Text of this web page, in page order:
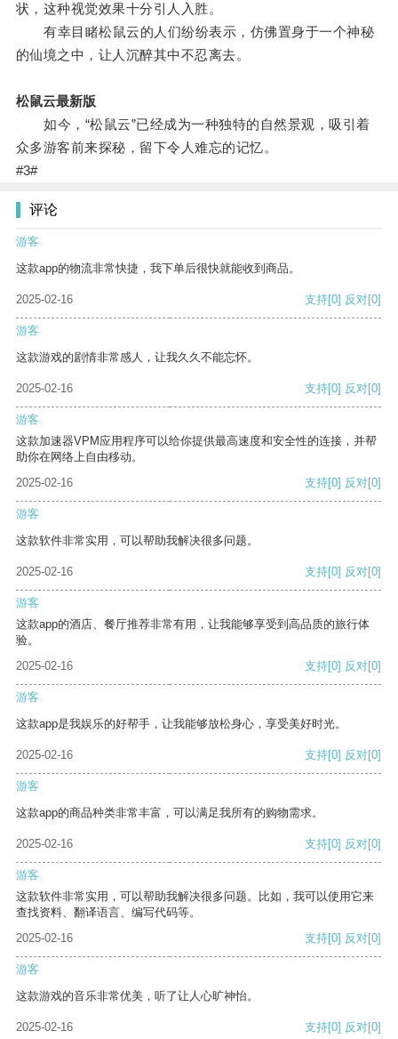
状，这种视觉效果十分引人入胜。
有幸目睹松鼠云的人们纷纷表示，仿佛置身于一个神秘
的仙境之中，让人沉醉其中不忍离去。
松鼠云最新版
如今，“松鼠云”已经成为一种独特的自然景观，吸引着
众多游客前来探秘，留下令人难忘的记忆。
#3#
评论
游客
这款app的物流非常快捷，我下单后很快就能收到商品。
2025-02-16 支持[0] 反对[0]
游客
这款游戏的剧情非常感人，让我久久不能忘怀。
2025-02-16 支持[0] 反对[0]
游客
这款加速器VPM应用程序可以给你提供最高速度和安全性的连接，并帮
助你在网络上自由移动。
2025-02-16
支持[0] 反对[0]
游客
这款软件非常实用，可以帮助我解决很多问题。
2025-02-16 支持[0] 反对[0]
游客
这款app的酒店、餐厅推荐非常有用，让我能够享受到高品质的旅行体
验。
2025-02-16
支持[0] 反对[0]
游客
这款app是我娱乐的好帮手，让我能够放松身心，享受美好时光。
2025-02-16 支持[0] 反对[0]
游客
这款app的商品种类非常丰富，可以满足我所有的购物需求。
2025-02-16 支持[0] 反对[0]
游客
这款软件非常实用，可以帮助我解决很多问题。比如，我可以使用它来
查找资料、翻译语言、编写代码等。
2025-02-16
支持[0] 反对[0]
游客
这款游戏的音乐非常优美，听了让人心旷神怡。
2025-02-16 支持[0] 反对[0]